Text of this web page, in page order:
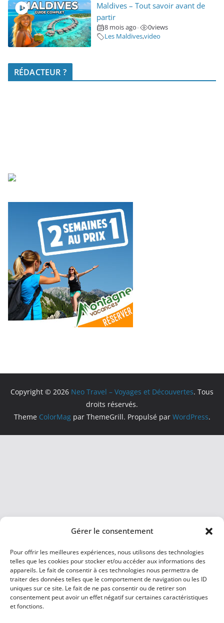
Gérer le consentement
Pour offrir les meilleures expériences, nous utilisons des technologies
telles que les cookies pour stocker et/ou accéder aux informations des
appareils. Le fait de consentir à ces technologies nous permettra de
traiter des données telles que le comportement de navigation ou les ID
uniques sur ce site. Le fait de ne pas consentir ou de retirer son
consentement peut avoir un effet négatif sur certaines caractéristiques
et fonctions.
Maldives – Tout savoir avant de
partir
8 mois ago • 0views
Les Maldives,video
RÉDACTEUR ?
Copyright © 2026 Neo Travel – Voyages et Découvertes. Tous
droits réservés.
Theme ColorMagpar ThemeGrill. Propulsé par WordPress.